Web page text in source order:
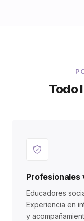
Todo
Educadores
Experiencia en
y